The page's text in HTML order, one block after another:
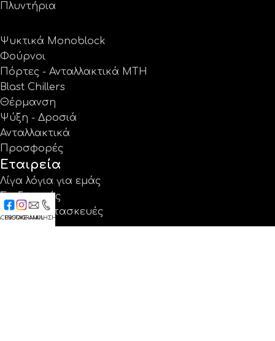
Πλυντήρια
Ψυκτικά Monoblock
Φούρνοι
Πόρτες - Ανταλλακτικά MTH
Blast Chillers
Θέρμανση
Ψύξη - Δροσιά
Ανταλλακτικά
Προσφορές
Εταιρεία
Λίγα λόγια για εμάς
Σχεδιασμός
Ειδικές κατασκευές
INSTAGRAM
E-MAILΚΛΗΣΗ